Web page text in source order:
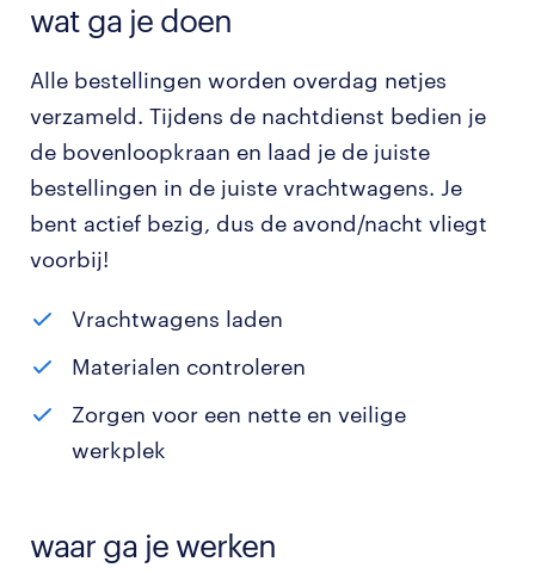
wat ga je doen
Alle bestellingen worden overdag netjes
verzameld. Tijdens de nachtdienst bedien je
de bovenloopkraan en laad je de juiste
bestellingen in de juiste vrachtwagens. Je
bent actief bezig, dus de avond/nacht vliegt
voorbij!
Vrachtwagens laden
Materialen controleren
Zorgen voor een nette en veilige
werkplek
waar ga je werken